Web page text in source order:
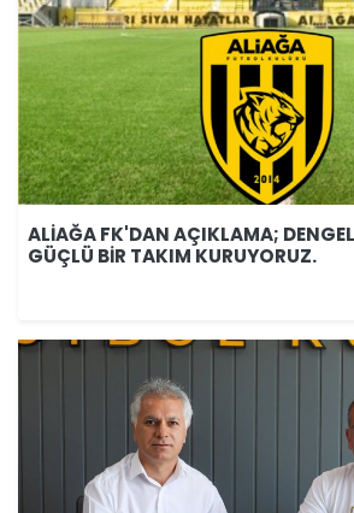
ALİAĞA FK'DAN AÇIKLAMA;
GÜÇLÜ BİR TAKIM KURUYORUZ.